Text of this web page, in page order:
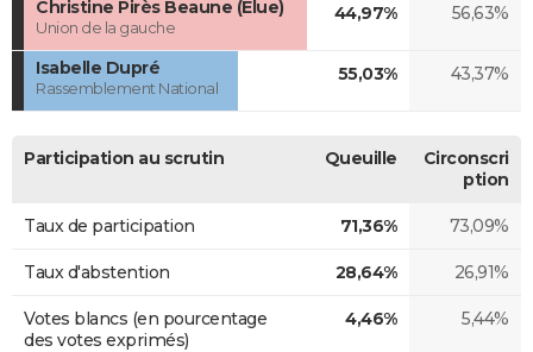
Christine Pirès Beaune (Élue)
Union de la gauche
44,97% 56,63%
Isabelle Dupré
Rassemblement National
55,03% 43,37%
Participation au scrutin Queuille
Circonscri
ption
Taux de participation 71,36% 73,09%
Taux d'abstention 28,64% 26,91%
Votes blancs (en pourcentage
des votes exprimés)
4,46% 5,44%